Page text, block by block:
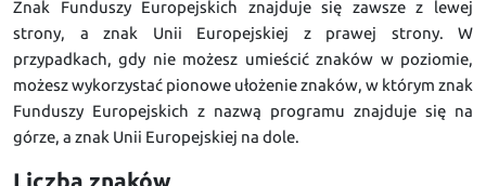
Znak Funduszy Europejskich znajduje się zawsze z lewej
strony, a znak Unii Europejskiej z prawej strony. W
przypadkach, gdy nie możesz umieścić znaków w poziomie,
możesz wykorzystać pionowe ułożenie znaków, w którym znak
Funduszy Europejskich z nazwą programu znajduje się na
górze, a znak Unii Europejskiej na dole.
Liczba znaków